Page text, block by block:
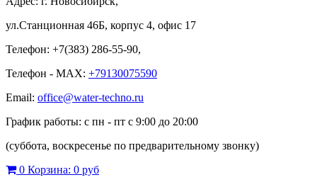
ул.Станционная 46Б, корпус 4, офис 17
Телефон: +7(383) 286-55-90,
Телефон - MAX: +79130075590
Email: office@water-techno.ru
График работы: с пн - пт с 9:00 до 20:00
(суббота, воскресенье по предварительному звонку)
0 Корзина: 0 руб